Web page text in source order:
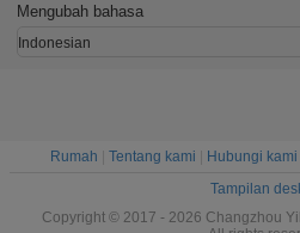
Mengubah bahasa
Indonesian
Rumah Tentang kami Hubungi kami
Tampilan
Copyright © 2017 - 2026 Changzhou